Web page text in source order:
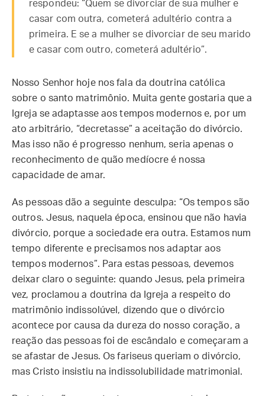
respondeu: “Quem se divorciar de sua mulher e
casar com outra, cometerá adultério contra a
primeira. E se a mulher se divorciar de seu marido
e casar com outro, cometerá adultério”.
Nosso Senhor hoje nos fala da doutrina católica
sobre o santo matrimônio. Muita gente gostaria que a
Igreja se adaptasse aos tempos modernos e, por um
ato arbitrário, “decretasse” a aceitação do divórcio.
Mas isso não é progresso nenhum, seria apenas o
reconhecimento de quão medíocre é nossa
capacidade de amar.
As pessoas dão a seguinte desculpa: “Os tempos são
outros. Jesus, naquela época, ensinou que não havia
divórcio, porque a sociedade era outra. Estamos num
tempo diferente e precisamos nos adaptar aos
tempos modernos”. Para estas pessoas, devemos
deixar claro o seguinte: quando Jesus, pela primeira
vez, proclamou a doutrina da Igreja a respeito do
matrimônio indissolúvel, dizendo que o divórcio
acontece por causa da dureza do nosso coração, a
reação das pessoas foi de escândalo e começaram a
se afastar de Jesus. Os fariseus queriam o divórcio,
mas Cristo insistiu na indissolubilidade matrimonial.